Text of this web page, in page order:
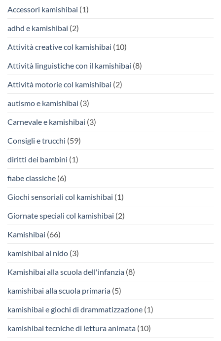
Accessori kamishibai (1)
adhd e kamishibai (2)
Attività creative col kamishibai (10)
Attività linguistiche con il kamishibai (8)
Attività motorie col kamishibai (2)
autismo e kamishibai (3)
Carnevale e kamishibai (3)
Consigli e trucchi (59)
diritti dei bambini (1)
fiabe classiche (6)
Giochi sensoriali col kamishibai (1)
Giornate speciali col kamishibai (2)
Kamishibai (66)
kamishibai al nido (3)
Kamishibai alla scuola dell'infanzia (8)
kamishibai alla scuola primaria (5)
kamishibai e giochi di drammatizzazione (1)
kamishibai tecniche di lettura animata (10)